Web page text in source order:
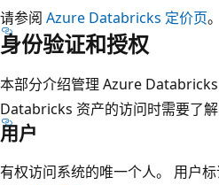
请参阅 Azure Databricks 定价页。
身份验证和授权
本部分介绍管理 Azure
Databricks 资产的访问时需要了解
用户
有权访问系统的唯一个人。 用户